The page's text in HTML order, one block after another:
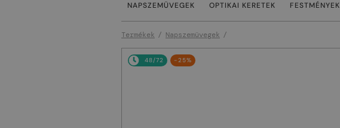
NAPSZEMÜVEGEK OPTIKAI KERETEK FESTMÉNYEK
Termékek Napszemüvegek
48/72 -25%